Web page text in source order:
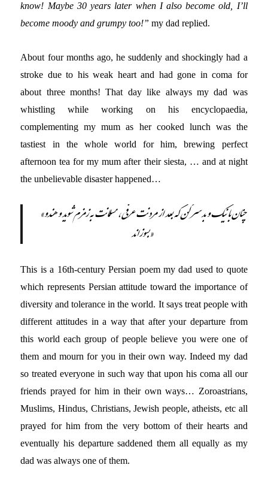
know! Maybe 30 years later when I also become old, I’ll
become moody and grumpy too!” my dad replied.
About four months ago, he suddenly and shockingly had a
stroke due to his weak heart and had gone in coma for
about three months! That day like always my dad was
whistling while working on his encyclopaedia,
complementing my mum as her cooked lunch was the
tastiest in the whole world for him, brewing perfect
afternoon tea for my mum after their siesta, … and at night
the unbelievable disaster happened…
«چنان با نیک و بد سر کن که بعد از مردنت عرفی، مسلمانت به زمزم شوید و هندو
بسوزاند»
This is a 16th-century Persian poem my dad used to quote
which represents Persian attitude toward the importance of
diversity and tolerance in the world. It says treat people with
different attitudes in a way that after your departure from
this world each group of people believe you were one of
them and mourn for you in their own way. Indeed my dad
so treated everyone in such way that upon his coma all our
friends prayed for him in their own ways… Zoroastrians,
Muslims, Hindus, Christians, Jewish people, atheists, etc all
prayed for him from the very bottom of their hearts and
eventually his departure saddened them all equally as my
dad was always one of them.